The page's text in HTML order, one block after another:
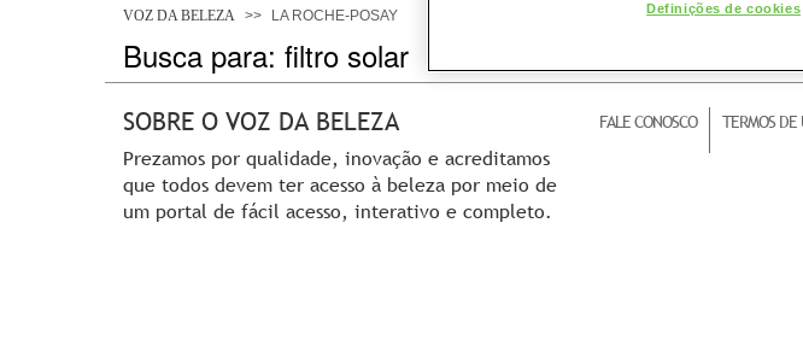
VOZ DA BELEZA LA ROCHE-POSAY
Busca para: filtro solar
SOBRE O VOZ DA BELEZA
Prezamos por qualidade, inovação e acreditamos
que todos devem ter acesso à beleza por meio de
um portal de fácil acesso, interativo e completo.
FALE CONOSCO TERMOS DE
Definições de cookies